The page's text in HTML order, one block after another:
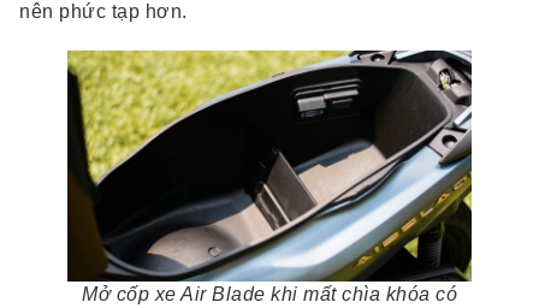
nên phức tạp hơn.
Mở cốp xe Air Blade khi mất chìa khóa có